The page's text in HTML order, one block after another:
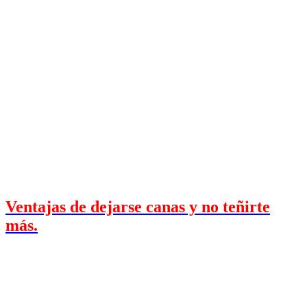
Ventajas de dejarse canas y no teñirte
más.